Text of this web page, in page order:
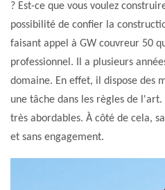
? Est-ce que vous voulez
possibilité de confier la
faisant appel à GW couvreur 50
professionnel. Il a plusieurs
domaine. En effet, il dispose des
une tâche dans les règles de
très abordables. À côté de cela,
et sans engagement.